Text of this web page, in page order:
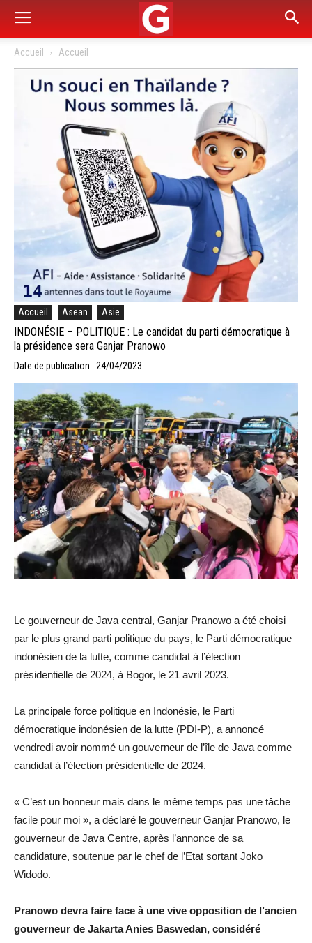
Accueil Accueil
Accueil Asean Asie
INDONÉSIE – POLITIQUE : Le candidat du parti démocratique à
la présidence sera Ganjar Pranowo
Date de publication : 24/04/2023
Le gouverneur de Java central, Ganjar Pranowo a été choisi
par le plus grand parti politique du pays, le Parti démocratique
indonésien de la lutte, comme candidat à l’élection
présidentielle de 2024, à Bogor, le 21 avril 2023.
La principale force politique en Indonésie, le Parti
démocratique indonésien de la lutte (PDI-P), a annoncé
vendredi avoir nommé un gouverneur de l’île de Java comme
candidat à l’élection présidentielle de 2024.
« C’est un honneur mais dans le même temps pas une tâche
facile pour moi », a déclaré le gouverneur Ganjar Pranowo, le
gouverneur de Java Centre, après l’annonce de sa
candidature, soutenue par le chef de l’Etat sortant Joko
Widodo.
Pranowo devra faire face à une vive opposition de l’ancien
gouverneur de Jakarta Anies Baswedan, considéré